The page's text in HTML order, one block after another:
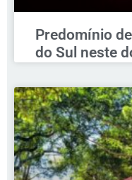
Predomínio
do Sul neste